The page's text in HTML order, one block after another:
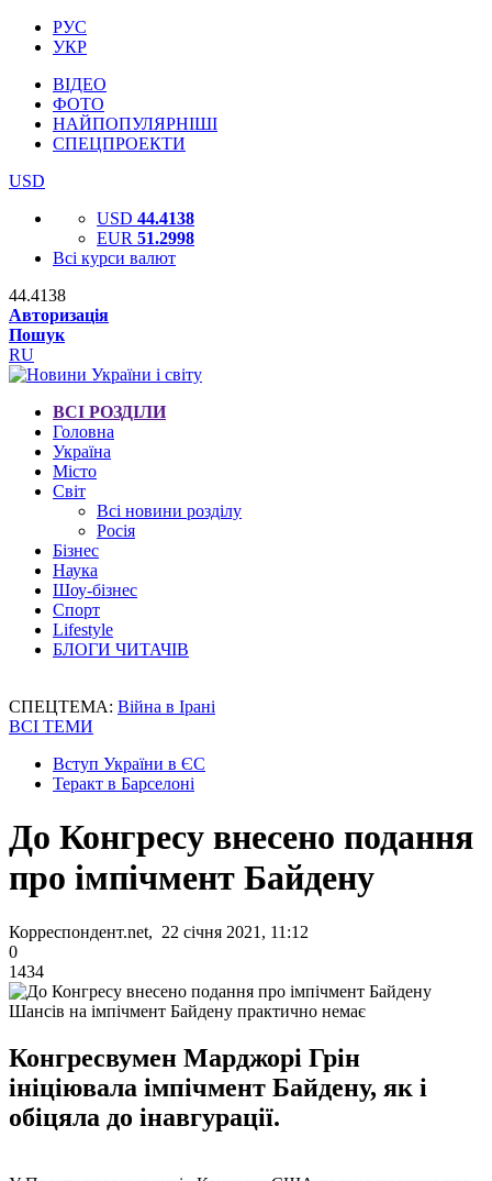
РУС
УКР
ВІДЕО
ФОТО
НАЙПОПУЛЯРНІШІ
СПЕЦПРОЕКТИ
USD
USD 44.4138
EUR 51.2998
Всі курси валют
44.4138
Авторизація
Пошук
RU
ВСІ РОЗДІЛИ
Головна
Україна
Місто
Світ
Всі новини розділу
Росія
Бізнес
Наука
Шоу-бізнес
Спорт
Lifestyle
БЛОГИ ЧИТАЧІВ
СПЕЦТЕМА: Війна в Ірані
ВСІ ТЕМИ
Вступ України в ЄС
Теракт в Барселоні
До Конгресу внесено подання
про імпічмент Байдену
Корреспондент.net, 22 січня 2021, 11:12
0
1434
Шансів на імпічмент Байдену практично немає
Конгресвумен Марджорі Грін
ініціювала імпічмент Байдену, як і
обіцяла до інавгурації.